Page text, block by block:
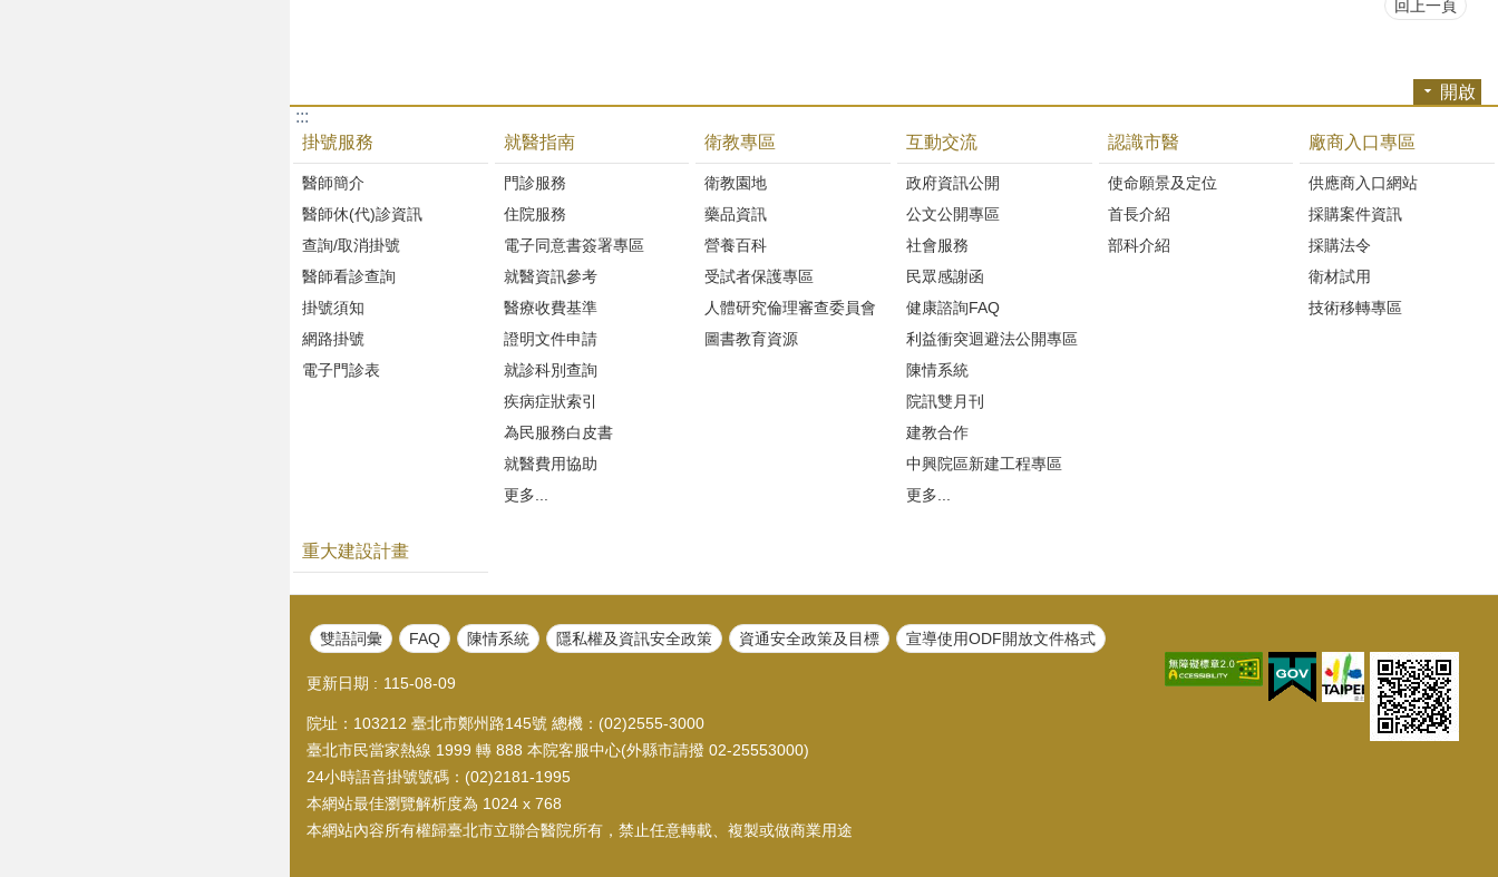
回上一頁
開啟
:::
掛號服務
醫師簡介
醫師休(代)診資訊
查詢/取消掛號
醫師看診查詢
掛號須知
網路掛號
電子門診表
就醫指南
門診服務
住院服務
電子同意書簽署專區
就醫資訊參考
醫療收費基準
證明文件申請
就診科別查詢
疾病症狀索引
為民服務白皮書
就醫費用協助
更多...
衛教專區
衛教園地
藥品資訊
營養百科
受試者保護專區
人體研究倫理審查委員會
圖書教育資源
互動交流
政府資訊公開
公文公開專區
社會服務
民眾感謝函
健康諮詢FAQ
利益衝突迴避法公開專區
陳情系統
院訊雙月刊
建教合作
中興院區新建工程專區
更多...
認識市醫
使命願景及定位
首長介紹
部科介紹
廠商入口專區
供應商入口網站
採購案件資訊
採購法令
衛材試用
技術移轉專區
重大建設計畫
雙語詞彙 FAQ 陳情系統 隱私權及資訊安全政策 資通安全政策及目標 宣導使用ODF開放文件格式
更新日期 115-08-09
院址：103212 臺北市鄭州路145號 總機：(02)2555-3000
臺北市民當家熱線 1999 轉 888 本院客服中心(外縣市請撥 02-25553000)
24小時語音掛號號碼：(02)2181-1995
本網站最佳瀏覽解析度為 1024 x 768
本網站內容所有權歸臺北市立聯合醫院所有，禁止任意轉載、複製或做商業用途